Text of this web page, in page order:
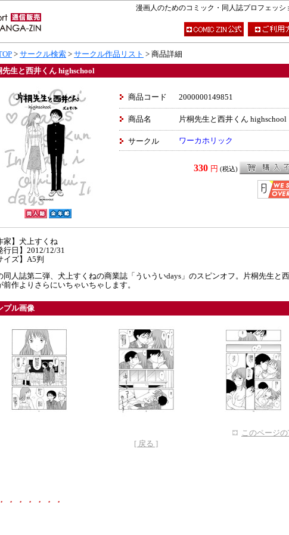
漫画人のためのコミック・同人誌プロフェッ
・・・・・・
> サークル検索 > サークル作品リスト > 商品詳細
先生と西井くん highschool
商品コード 2000000149851
商品名 片桐先生と西井くん highschool
サークル ワーカホリック
330 円 (税込)
家】犬上すくね
行日】2012/12/31
イズ】A5判
同人誌第二弾、犬上すくねの商業誌「ういういdays」のスピンオフ。片桐先生と
前作よりさらにいちゃいちゃします。
プル画像
このページの
[ 戻る ]